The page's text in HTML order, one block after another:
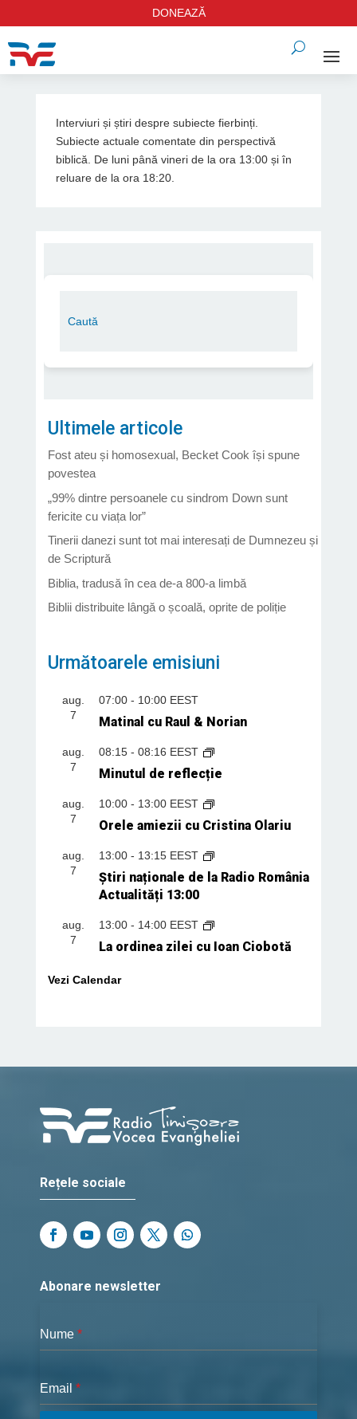
DONEAZĂ
Interviuri și știri despre subiecte fierbinți.
Subiecte actuale comentate din perspectivă
biblică. De luni până vineri de la ora 13:00 și în
reluare de la ora 18:20.
Ultimele articole
Fost ateu și homosexual, Becket Cook își spune
povestea
„99% dintre persoanele cu sindrom Down sunt
fericite cu viața lor”
Tinerii danezi sunt tot mai interesați de Dumnezeu și
de Scriptură
Biblia, tradusă în cea de-a 800-a limbă
Biblii distribuite lângă o școală, oprite de poliție
Următoarele emisiuni
aug.
7
07:00- 10:00 EEST
Matinal cu Raul & Norian
aug.
7
08:15- 08:16 EEST
Minutul de reflecție
aug.
7
10:00- 13:00 EEST
Orele amiezii cu Cristina Olariu
aug.
7
13:00- 13:15 EEST
Știri naționale de la Radio România
Actualități 13:00
aug.
7
13:00- 14:00 EEST
La ordinea zilei cu Ioan Ciobotă
Vezi Calendar
Rețele sociale
Abonare newsletter
Nume *
Email *